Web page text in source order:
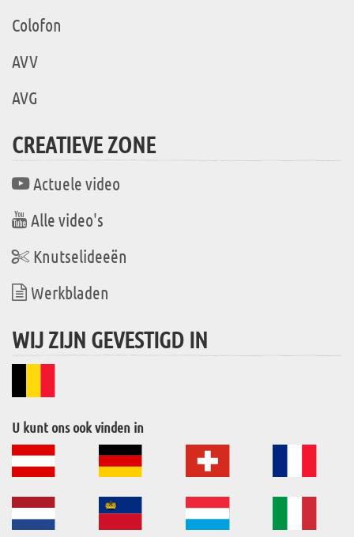
Colofon
AVV
AVG
CREATIEVE ZONE
Actuele video
Alle video's
Knutselideeën
Werkbladen
WIJ ZIJN GEVESTIGD IN
U kunt ons ook vinden in